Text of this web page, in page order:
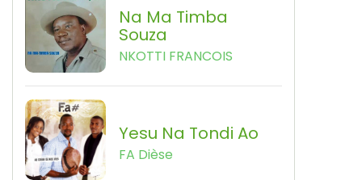
Na Ma Timba
Souza
NKOTTI FRANCOIS
Yesu Na Tondi Ao
FA Dièse